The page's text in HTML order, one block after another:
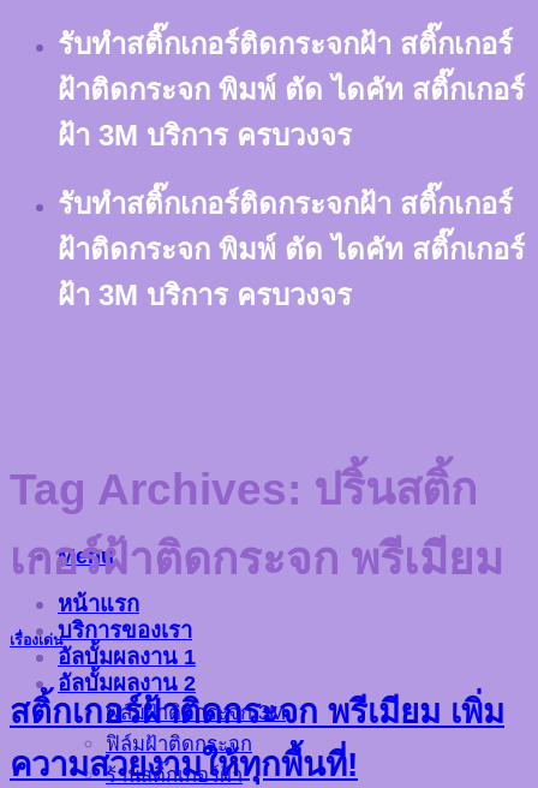
content
รับทำสติ๊กเกอร์ติดกระจกฝ้า สติ๊กเกอร์
ฝ้าติดกระจก พิมพ์ ตัด ไดคัท สติ๊กเกอร์
ฝ้า 3M บริการ ครบวงจร
รับทำสติ๊กเกอร์ติดกระจกฝ้า สติ๊กเกอร์
ฝ้าติดกระจก พิมพ์ ตัด ไดคัท สติ๊กเกอร์
ฝ้า 3M บริการ ครบวงจร
Menu
หน้าแรก
บริการของเรา
อัลบั้มผลงาน 1
อัลบั้มผลงาน 2
ฟิล์มฝ้าติดกระจก 3M
ฟิล์มฝ้าติดกระจก
ร้านสติ๊กเกอร์ฝ้า
Tag Archives: ปริ้นสติ้ก
เกอร์ฝ้าติดกระจก พรีเมียม
เรื่องเด่น
สติ้กเกอร์ฝ้าติดกระจก พรีเมียม เพิ่ม
ความสวยงามให้ทุกพื้นที่!